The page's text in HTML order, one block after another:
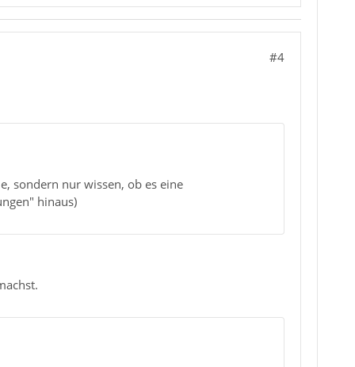
#4
sondern nur wissen, ob es eine
hinaus)